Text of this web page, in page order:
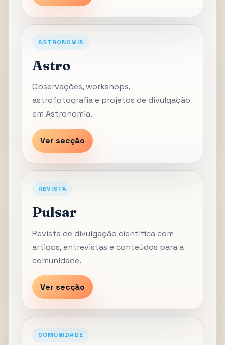
ASTRONOMIA
Astro
Observações, workshops,
astrofotografia e projetos de divulgação
em Astronomia.
Ver secção
REVISTA
Pulsar
Revista de divulgação científica com
artigos, entrevistas e conteúdos para a
comunidade.
Ver secção
COMUNIDADE